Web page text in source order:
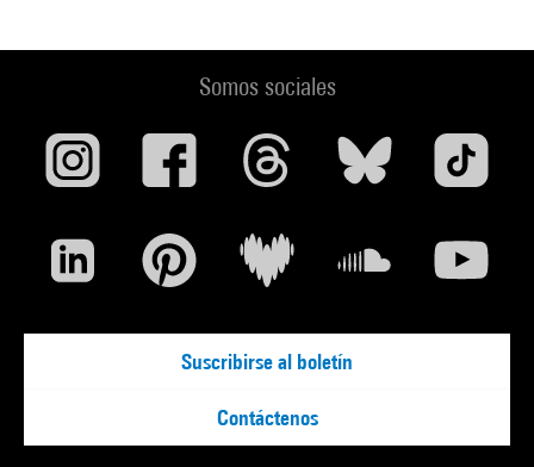
Somos sociales
Suscribirse al boletín
Contáctenos